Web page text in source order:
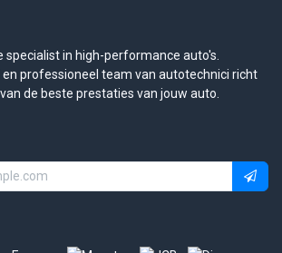
in high-performance auto's.
en professioneel team van autotechnici richt
de beste prestaties van jouw auto.